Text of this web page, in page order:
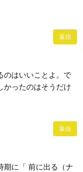
返信
のはいいことよ。で
かったのはそうだけ
返信
期に「 前に出る（ナ